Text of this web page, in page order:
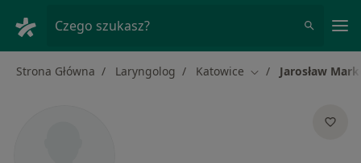
Czego szukasz?
Strona Główna Laryngolog Katowice Zmień miasto
Jarosław